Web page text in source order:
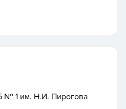
№ 1 им. Н.И. Пирогова